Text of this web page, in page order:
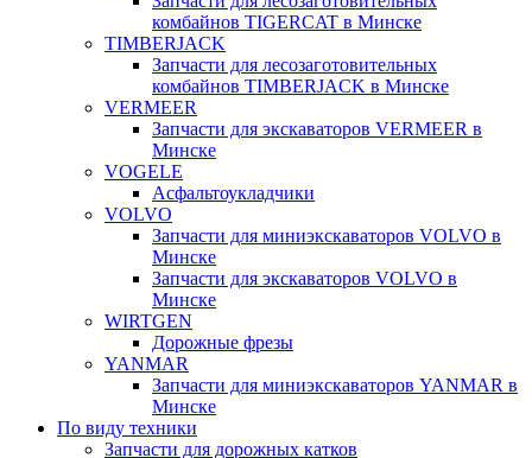
комбайнов TIGERCAT в Минске
TIMBERJACK
Запчасти для лесозаготовительных
комбайнов TIMBERJACK в Минске
VERMEER
Запчасти для экскаваторов VERMEER в
Минске
VOGELE
Асфальтоукладчики
VOLVO
Запчасти для миниэкскаваторов VOLVO в
Минске
Запчасти для экскаваторов VOLVO в
Минске
WIRTGEN
Дорожные фрезы
YANMAR
Запчасти для миниэкскаваторов YANMAR в
Минске
По виду техники
Запчасти для дорожных катков